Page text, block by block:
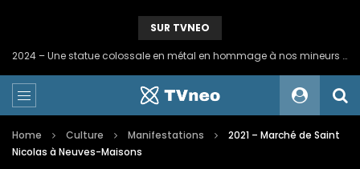
SUR TVNEO
2024 – Une statue colossale en métal en hommage à nos mineurs de fer
Home Culture Manifestations
2021 – Marché de Saint
Nicolas à Neuves-Maisons